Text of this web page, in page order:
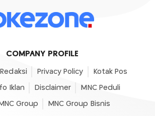
COMPANY PROFILE
Redaksi Privacy Policy Kotak Pos
Iklan Disclaimer MNC Peduli
Group MNC Group Bisnis